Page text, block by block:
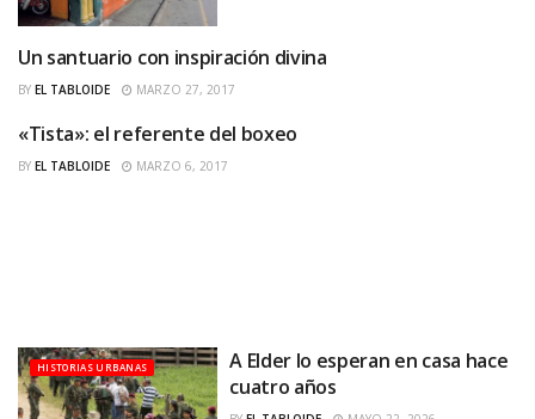
HISTORIAS URBANAS
Un santuario con inspiración divina
BY EL TABLOIDE MARZO 27, 2017
HISTORIAS URBANAS
«Tista»: el referente del boxeo
BY EL TABLOIDE MARZO 6, 2017
HISTORIAS URBANAS
A Elder lo esperan en casa hace
cuatro años